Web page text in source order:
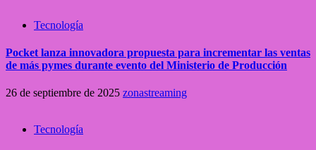
Tecnología
Pocket lanza innovadora propuesta para incrementar las ventas
de más pymes durante evento del Ministerio de Producción
26 de septiembre de 2025 zonastreaming
Tecnología